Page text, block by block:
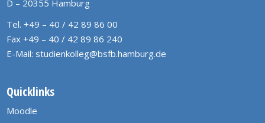
D – 20355 Hamburg
Tel. +49 – 40 / 42 89 86 00
Fax +49 – 40 / 42 89 86 240
E-Mail: studienkolleg@bsfb.hamburg.de
Quicklinks
Moodle